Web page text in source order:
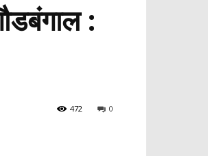
:
0
472